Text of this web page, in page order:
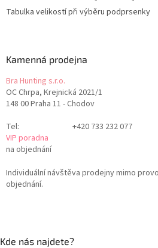
Tabulka velikostí při výběru podprsenky
Kamenná prodejna
Bra Hunting s.r.o.
OC Chrpa, Krejnická 2021/1
148 00 Praha 11 - Chodov
Tel:
+420 733 232 077
VIP poradna
na objednání
Individuální návštěva prodejny mimo
objednání.
Kde nás najdete?